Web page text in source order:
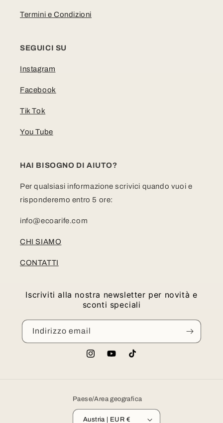
Termini e Condizioni
SEGUICI SU
Instagram
Facebook
Tik Tok
You Tube
HAI BISOGNO DI AIUTO?
Per qualsiasi informazione scrivici quando vuoi e
risponderemo entro 5 ore:
info@ecoarife.com
CHI SIAMO
CONTATTI
Iscriviti alla nostra newsletter per novità e
sconti speciali
Indirizzo email
InstagramYouTubeTikTok
Paese/Area geografica
Austria | EUR €